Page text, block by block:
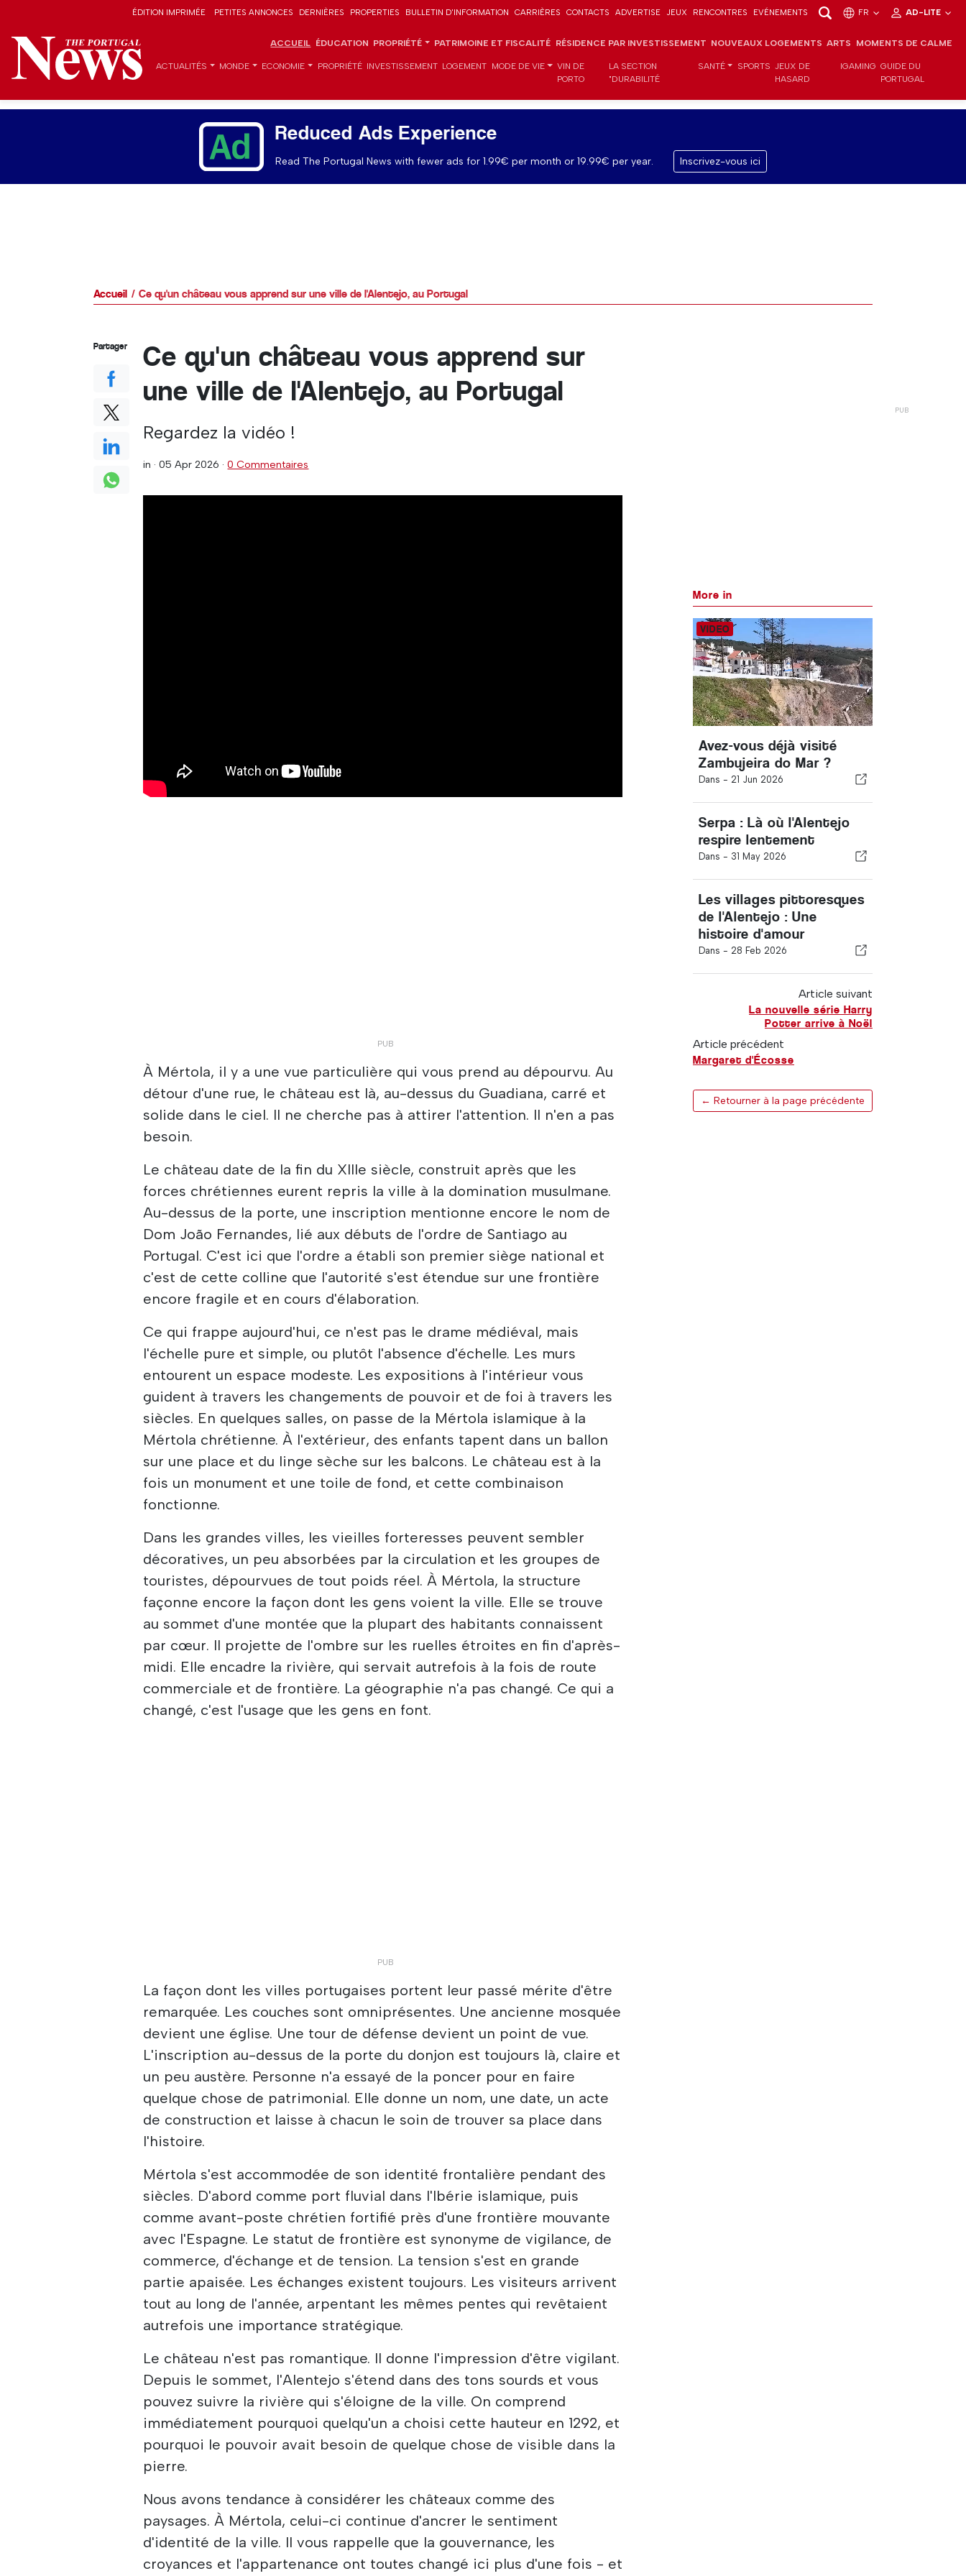
ÉDITION IMPRIMÉE PETITES ANNONCES DERNIÈRES PROPERTIES BULLETIN D'INFORMATION CARRIÈRES CONTACTS ADVERTISE JEUX RENCONTRES EVÉNEMENTS FR AD-LITE
ACCUEIL ÉDUCATION PROPRIÉTÉ PATRIMOINE ET FISCALITÉ RÉSIDENCE PAR INVESTISSEMENT NOUVEAUX LOGEMENTS ARTS MOMENTS DE CALME
ACTUALITÉS MONDE ECONOMIE PROPRIÉTÉ INVESTISSEMENT LOGEMENT MODE DE VIE
VIN DE
PORTO
LA SECTION
"DURABILITÉ
SANTÉ SPORTS JEUX DE
HASARD
IGAMING GUIDE DU
PORTUGAL
Reduced Ads Experience
Read The Portugal News with fewer ads for 1.99€ per month or 19.99€ per year. Inscrivez-vous ici
Accueil Ce qu'un château vous apprend sur une ville de l'Alentejo, au Portugal
Ce qu'un château vous apprend sur
une ville de l'Alentejo, au Portugal
Regardez la vidéo !
in ·05 Apr 2026 ·0 Commentaires
À Mértola, il y a une vue particulière qui vous prend au dépourvu. Au
détour d'une rue, le château est là, au-dessus du Guadiana, carré et
solide dans le ciel. Il ne cherche pas à attirer l'attention. Il n'en a pas
besoin.
Le château date de la fin du XIIIe siècle, construit après que les
forces chrétiennes eurent repris la ville à la domination musulmane.
Au-dessus de la porte, une inscription mentionne encore le nom de
Dom João Fernandes, lié aux débuts de l'ordre de Santiago au
Portugal. C'est ici que l'ordre a établi son premier siège national et
c'est de cette colline que l'autorité s'est étendue sur une frontière
encore fragile et en cours d'élaboration.
Ce qui frappe aujourd'hui, ce n'est pas le drame médiéval, mais
l'échelle pure et simple, ou plutôt l'absence d'échelle. Les murs
entourent un espace modeste. Les expositions à l'intérieur vous
guident à travers les changements de pouvoir et de foi à travers les
siècles. En quelques salles, on passe de la Mértola islamique à la
Mértola chrétienne. À l'extérieur, des enfants tapent dans un ballon
sur une place et du linge sèche sur les balcons. Le château est à la
fois un monument et une toile de fond, et cette combinaison
fonctionne.
Dans les grandes villes, les vieilles forteresses peuvent sembler
décoratives, un peu absorbées par la circulation et les groupes de
touristes, dépourvues de tout poids réel. À Mértola, la structure
façonne encore la façon dont les gens voient la ville. Elle se trouve
au sommet d'une montée que la plupart des habitants connaissent
par cœur. Il projette de l'ombre sur les ruelles étroites en fin d'après-
midi. Elle encadre la rivière, qui servait autrefois à la fois de route
commerciale et de frontière. La géographie n'a pas changé. Ce qui a
changé, c'est l'usage que les gens en font.
La façon dont les villes portugaises portent leur passé mérite d'être
remarquée. Les couches sont omniprésentes. Une ancienne mosquée
devient une église. Une tour de défense devient un point de vue.
L'inscription au-dessus de la porte du donjon est toujours là, claire et
un peu austère. Personne n'a essayé de la poncer pour en faire
quelque chose de patrimonial. Elle donne un nom, une date, un acte
de construction et laisse à chacun le soin de trouver sa place dans
l'histoire.
Mértola s'est accommodée de son identité frontalière pendant des
siècles. D'abord comme port fluvial dans l'Ibérie islamique, puis
comme avant-poste chrétien fortifié près d'une frontière mouvante
avec l'Espagne. Le statut de frontière est synonyme de vigilance, de
commerce, d'échange et de tension. La tension s'est en grande
partie apaisée. Les échanges existent toujours. Les visiteurs arrivent
tout au long de l'année, arpentant les mêmes pentes qui revêtaient
autrefois une importance stratégique.
Le château n'est pas romantique. Il donne l'impression d'être vigilant.
Depuis le sommet, l'Alentejo s'étend dans des tons sourds et vous
pouvez suivre la rivière qui s'éloigne de la ville. On comprend
immédiatement pourquoi quelqu'un a choisi cette hauteur en 1292, et
pourquoi le pouvoir avait besoin de quelque chose de visible dans la
pierre.
Nous avons tendance à considérer les châteaux comme des
paysages. À Mértola, celui-ci continue d'ancrer le sentiment
d'identité de la ville. Il vous rappelle que la gouvernance, les
croyances et l'appartenance ont toutes changé ici plus d'une fois - et
Partager
More in
Avez-vous déjà visité
Zambujeira do Mar ?
Dans - 21 Jun 2026
Serpa : Là où l'Alentejo
respire lentement
Dans - 31 May 2026
Les villages pittoresques
de l'Alentejo : Une
histoire d'amour
Dans - 28 Feb 2026
Article suivant
La nouvelle série Harry
Potter arrive à Noël
Article précédent
Margaret d'Écosse
← Retourner à la page précédente